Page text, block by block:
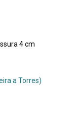
4 cm
a Torres)